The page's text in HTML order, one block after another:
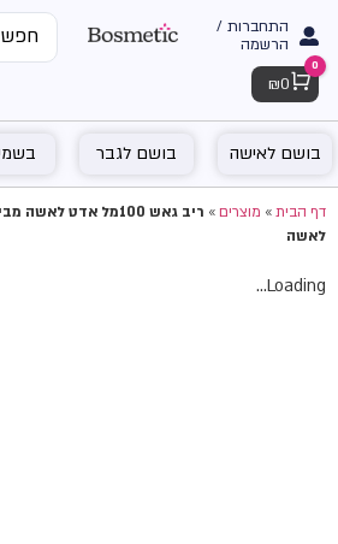
התחברות /
הרשמה
Cart
0
₪ 0
בושם לאישה בושם לגבר בשמי
דף הבית»מוצרים»
ריב גאש 100מל אדט
לאשה
Loading...